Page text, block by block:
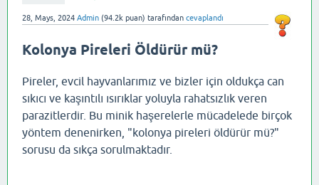
28, Mays, 2024 Admin (94.2k puan) tarafından cevaplandı
Kolonya Pireleri Öldürür mü?
Pireler, evcil hayvanlarımız ve bizler için oldukça can
sıkıcı ve kaşıntılı ısırıklar yoluyla rahatsızlık veren
parazitlerdir. Bu minik haşerelerle mücadelede birçok
yöntem denenirken, "kolonya pireleri öldürür mü?"
sorusu da sıkça sorulmaktadır.